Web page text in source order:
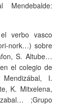
Mendebalde:
verbo vasco
nork…) sobre
S. Altube…
el colegio de
I.
K. Mitxelena,
;Grupo